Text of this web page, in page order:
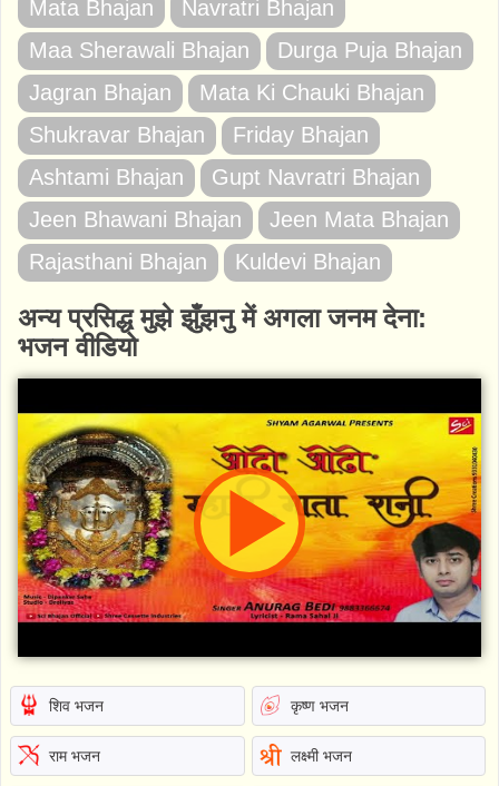
Mata Bhajan
Navratri Bhajan
Maa Sherawali Bhajan
Durga Puja Bhajan
Jagran Bhajan
Mata Ki Chauki Bhajan
Shukravar Bhajan
Friday Bhajan
Ashtami Bhajan
Gupt Navratri Bhajan
Jeen Bhawani Bhajan
Jeen Mata Bhajan
Rajasthani Bhajan
Kuldevi Bhajan
अन्य प्रसिद्ध मुझे झुँझनु में अगला जनम देना:
भजन वीडियो
शिव भजन कृष्ण भजन
राम भजन लक्ष्मी भजन